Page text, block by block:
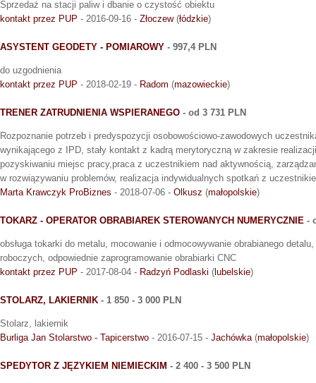
Sprzedaż na stacji paliw i dbanie o czystość obiektu
kontakt przez PUP - 2016-09-16 - Złoczew(łódzkie)
ASYSTENT GEODETY - POMIAROWY - 997,4 PLN
do uzgodnienia
kontakt przez PUP - 2018-02-19 - Radom (mazowieckie)
TRENER ZATRUDNIENIA WSPIERANEGO - od 3 731 PLN
Rozpoznanie potrzeb i predyspozycji osobowościowo-zawodowych
wynikającego z IPD, stały kontakt z kadrą merytoryczną w zakresie
pozyskiwaniu miejsc pracy,praca z uczestnikiem nad aktywnością,
w rozwiązywaniu problemów, realizacja indywidualnych spotkań z
Marta Krawczyk ProBiznes - 2018-07-06 - Olkusz (małopolskie)
TOKARZ - OPERATOR OBRABIAREK STEROWANYCH NUMERYCZNIE -
obsługa tokarki do metalu, mocowanie i odmocowywanie obrabianego
roboczych, odpowiednie zaprogramowanie obrabiarki CNC
kontakt przez PUP - 2017-08-04 - Radzyń Podlaski ( lubelskie)
STOLARZ, LAKIERNIK - 1 850 - 3 000 PLN
Stolarz, lakiernik
Burliga Jan Stolarstwo - Tapicerstwo - 2016-07-15 - Jachówka(małopolskie)
SPEDYTOR Z JĘZYKIEM NIEMIECKIM - 2 400 - 3 500 PLN